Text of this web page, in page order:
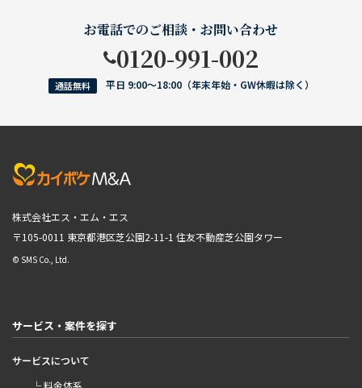
お電話でのご相談・お問い合わせ
0120-991-002
通話無料 平日 9:00〜18:00（年末年始・GW休暇は除く）
株式会社エス・エム・エス
〒105-0011 東京都港区芝公園2-11-1 住友不動産芝公園タワー
© SMS Co., Ltd.
サービス・案件を探す
サービスについて
└ 料金体系